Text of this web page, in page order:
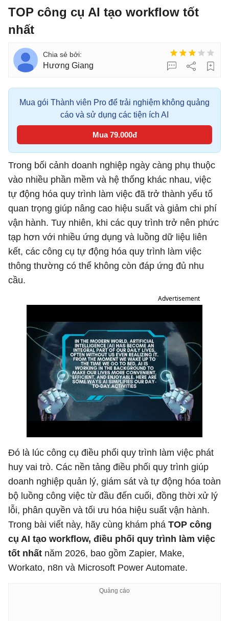
TOP công cụ AI tạo workflow tốt
nhất
Hương Giang
Mua gói Thành viên Pro để trải nghiệm không quảng
cáo và sử dụng các tiện ích AI
Mua 79.000đ
Trong bối cảnh doanh nghiệp ngày càng phụ thuộc
vào nhiều phần mềm và hệ thống khác nhau, việc
tự động hóa quy trình làm việc đã trở thành yếu tố
quan trọng giúp nâng cao hiệu suất và giảm chi phí
vận hành. Tuy nhiên, khi các quy trình trở nên phức
tạp hơn với nhiều ứng dụng và luồng dữ liệu liên
kết, các công cụ tự động hóa quy trình làm việc
thông thường có thể không còn đáp ứng đủ nhu
cầu.
Advertisement
Đó là lúc công cụ điều phối quy trình làm việc phát
huy vai trò. Các nền tảng điều phối quy trình giúp
doanh nghiệp quản lý, giám sát và tự động hóa toàn
bộ luồng công việc từ đầu đến cuối, đồng thời xử lý
lỗi, phân quyền và tối ưu hóa hiệu suất vận hành.
Trong bài viết này, hãy cùng khám phá TOP công
cụ AI tạo workflow, điều phối quy trình làm việc
tốt nhất năm 2026, bao gồm Zapier, Make,
Workato, n8n và Microsoft Power Automate.